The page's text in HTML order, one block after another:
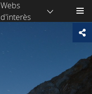
Webs
d'interès